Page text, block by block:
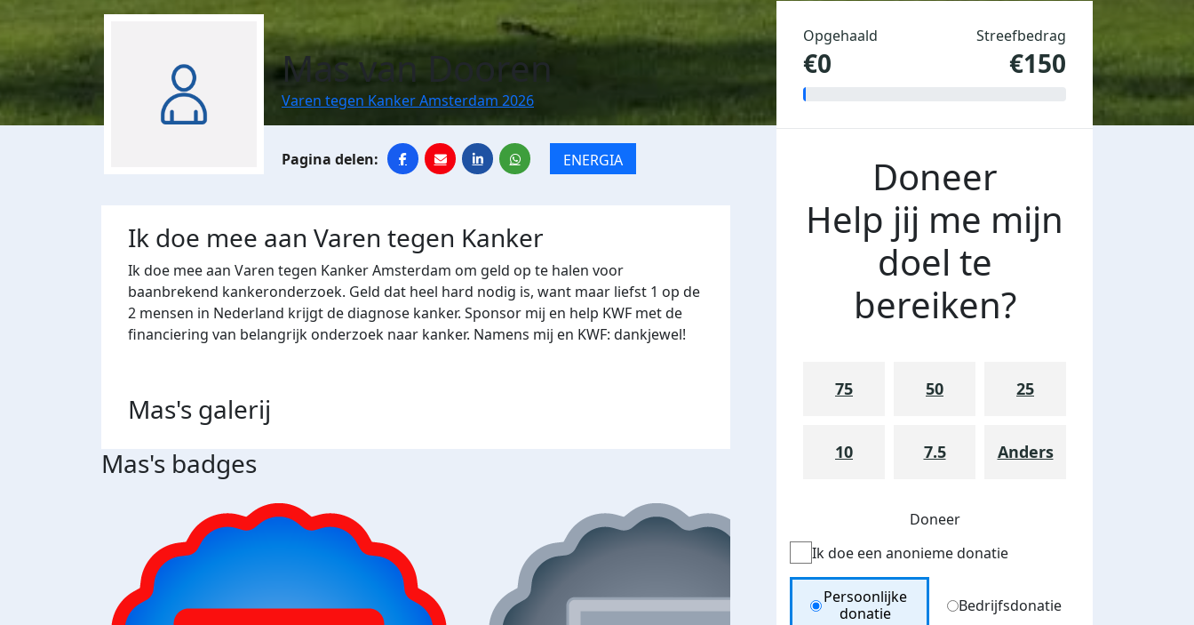
Mas van Dooren
Varen tegen Kanker Amsterdam 2026
ENERGIA
Ik doe mee aan Varen tegen Kanker
Ik doe mee aan Varen tegen Kanker Amsterdam om geld op te halen voor
baanbrekend kankeronderzoek. Geld dat heel hard nodig is, want maar liefst 1 op de
2 mensen in Nederland krijgt de diagnose kanker. Sponsor mij en help KWF met de
financiering van belangrijk onderzoek naar kanker. Namens mij en KWF: dankjewel!
Mas's galerij
Mas's badges
Opgehaald
€0
Streefbedrag
€150
Doneer
Help jij me mijn
doel te
bereiken?
75 50 25
10 7.5 Anders
Doneer
Ik doe een anonieme donatie
Donation Type
Persoonlijke
donatie
Bedrijfsdonatie